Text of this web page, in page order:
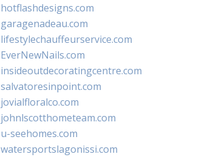
hotflashdesigns.com
garagenadeau.com
lifestylechauffeurservice.com
EverNewNails.com
insideoutdecoratingcentre.com
salvatoresinpoint.com
jovialfloralco.com
johnlscotthometeam.com
u-seehomes.com
watersportslagonissi.com